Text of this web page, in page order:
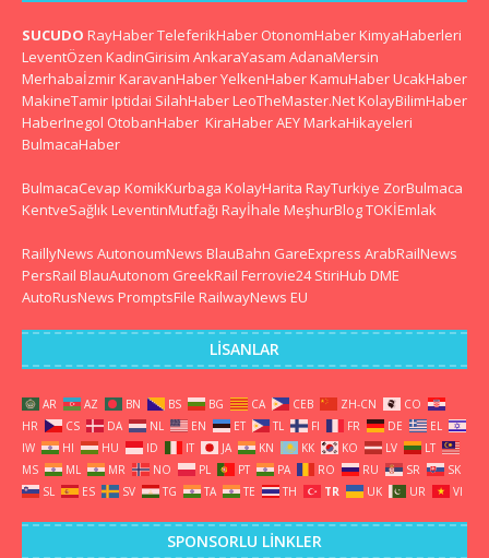
SUCUDO RayHaberTeleferikHaber OtonomHaber KimyaHaberleri
LeventÖzen KadinGirisim AnkaraYasam AdanaMersin
Merhabaİzmir KaravanHaberYelkenHaber KamuHaber UcakHaber
MakineTamir Iptidai SilahHaber LeoTheMaster.Net KolayBilimHaber
HaberInegol OtobanHaber KiraHaberAEY MarkaHikayeleri
BulmacaHaber
BulmacaCevap KomikKurbaga KolayHarita RayTurkiye ZorBulmaca
KentveSağlık LeventinMutfağı Rayİhale MeşhurBlogTOKİEmlak
RaillyNews AutonoumNews BlauBahn GareExpress ArabRailNews
PersRail BlauAutonom GreekRail Ferrovie24 StiriHub DME
AutoRusNews PromptsFile RailwayNews EU
LISANLAR
AR AZ BN BS BG CA CEB ZH-CN
CO
HR
CS DA NL EN ET TL FI FR DE
EL
IW
HI HU ID IT JA KN KK KO LV
LT
MS
ML MR NO PL PT PA RO RU SR
SK
SL
ES SV TG TA TE TH TR UK UR VI
SPONSORLU LINKLER